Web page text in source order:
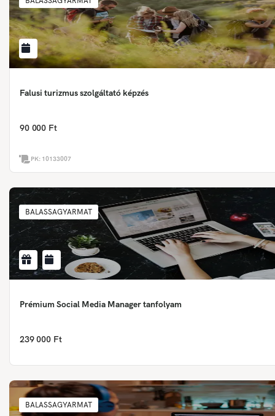
Falusi turizmus szolgáltató képzés
90 000 Ft
PK: 10133007
BALASSAGYARMAT
Prémium Social Media Manager tanfolyam
239 000 Ft
BALASSAGYARMAT